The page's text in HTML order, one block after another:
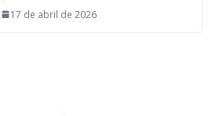
17 de abril de 2026